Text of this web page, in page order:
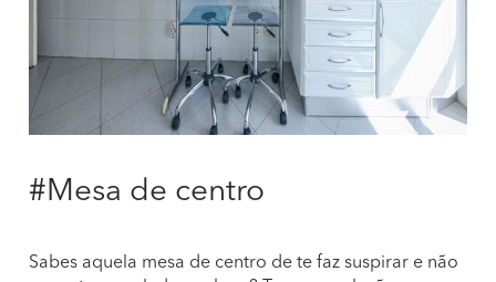
#Mesa de centro
Sabes aquela mesa de centro de te faz suspirar e não